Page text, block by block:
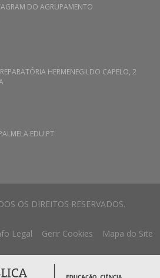
DO AGRUPAMENTO
HERMENEGILDO CAPELO, 2
OS DIREITOS RESERVADOS.
Legal Gerir Cookies Mapa do Site